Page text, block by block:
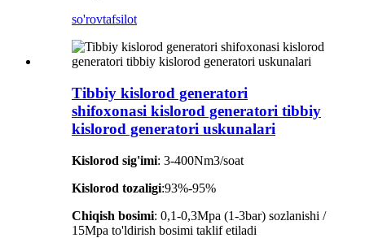
so'rovtafsilot
Tibbiy kislorod generatori
shifoxonasi kislorod generatori tibbiy
kislorod generatori uskunalari
Kislorod sig'imi: 3-400Nm3/soat
Kislorod tozaligi:93%-95%
Chiqish bosimi: 0,1-0,3Mpa (1-3bar) sozlanishi /
15Mpa to'ldirish bosimi taklif etiladi